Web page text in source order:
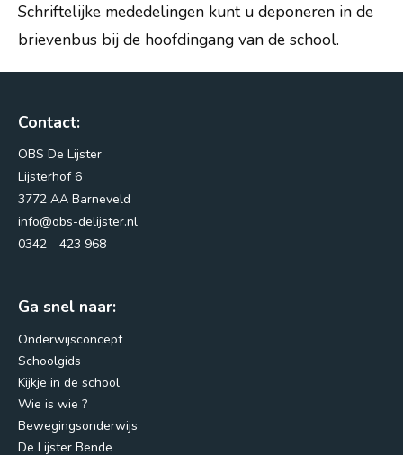
Schriftelijke mededelingen kunt u deponeren in de
brievenbus bij de hoofdingang van de school.
Contact:
OBS De Lijster
Lijsterhof 6
3772 AA Barneveld
info@obs-delijster.nl
0342 - 423 968
Ga snel naar:
Onderwijsconcept
Schoolgids
Kijkje in de school
Wie is wie ?
Bewegingsonderwijs
De Lijster Bende